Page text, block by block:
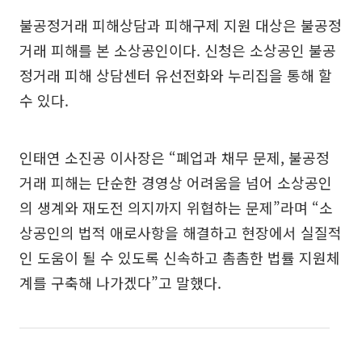
불공정거래 피해상담과 피해구제 지원 대상은 불공정
거래 피해를 본 소상공인이다. 신청은 소상공인 불공
정거래 피해 상담센터 유선전화와 누리집을 통해 할
수 있다.
인태연 소진공 이사장은 “폐업과 채무 문제, 불공정
거래 피해는 단순한 경영상 어려움을 넘어 소상공인
의 생계와 재도전 의지까지 위협하는 문제”라며 “소
상공인의 법적 애로사항을 해결하고 현장에서 실질적
인 도움이 될 수 있도록 신속하고 촘촘한 법률 지원체
계를 구축해 나가겠다”고 말했다.